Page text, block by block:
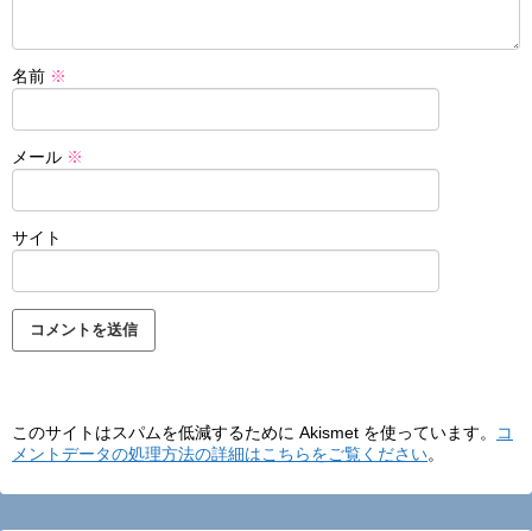
名前 ※
メール ※
サイト
このサイトはスパムを低減するために Akismet を使っています。
コ
メントデータの処理方法の詳細はこちらをご覧ください。